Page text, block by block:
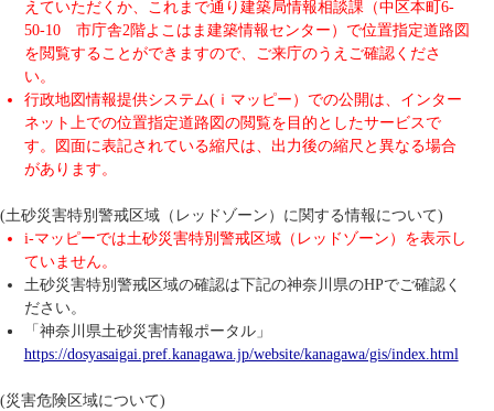
えていただくか、これまで通り建築局情報相談課（中区本町6-
50-10 市庁舎2階よこはま建築情報センター）で位置指定道路図
を閲覧することができますので、ご来庁のうえご確認くださ
い。
行政地図情報提供システム(ｉマッピー）での公開は、インター
ネット上での位置指定道路図の閲覧を目的としたサービスで
す。図面に表記されている縮尺は、出力後の縮尺と異なる場合
があります。
(土砂災害特別警戒区域（レッドゾーン）に関する情報について)
i-マッピーでは土砂災害特別警戒区域（レッドゾーン）を表示し
ていません。
土砂災害特別警戒区域の確認は下記の神奈川県のHPでご確認く
ださい。
「神奈川県土砂災害情報ポータル」
https://dosyasaigai.pref.kanagawa.jp/website/kanagawa/gis/index.html
(災害危険区域について)